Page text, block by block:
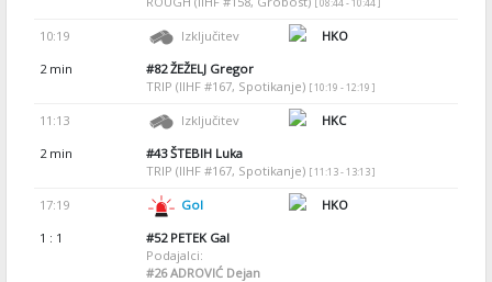
10:19 Izključitev
HKO
2 min
#82ŽEŽELJ Gregor
TRIP (IIHF #167, Spotikanje) [ 10:19 - 12:19 ]
11:13 Izključitev
HKC
2 min
#43ŠTEBIH Luka
TRIP (IIHF #167, Spotikanje) [ 11:13 - 13:13 ]
17:19 Gol
HKO
1 : 1
#52PETEK Gal
Podajalci:
#26ADROVIĆ Dejan